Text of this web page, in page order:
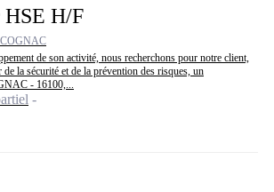
HSE H/F
de son activité, nous recherchons pour notre client,
de la sécurité et de la prévention des risques, un
- 16100,...